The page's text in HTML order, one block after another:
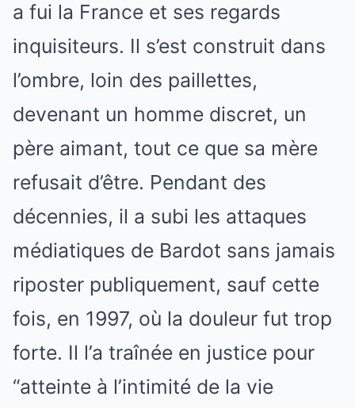
a fui la France et ses regards
inquisiteurs. Il s’est construit dans
l’ombre, loin des paillettes,
devenant un homme discret, un
père aimant, tout ce que sa mère
refusait d’être. Pendant des
décennies, il a subi les attaques
médiatiques de Bardot sans jamais
riposter publiquement, sauf cette
fois, en 1997, où la douleur fut trop
forte. Il l’a traînée en justice pour
“atteinte à l’intimité de la vie